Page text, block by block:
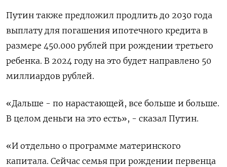
Путин также предложил продлить до 2030 года
выплату для погашения ипотечного кредита в
размере 450.000 рублей при рождении третьего
ребенка. В 2024 году на это будет направлено 50
миллиардов рублей.
«Дальше - по нарастающей, все больше и больше.
В целом деньги на это есть», - сказал Путин.
«И отдельно о программе материнского
капитала. Сейчас семья при рождении первенца